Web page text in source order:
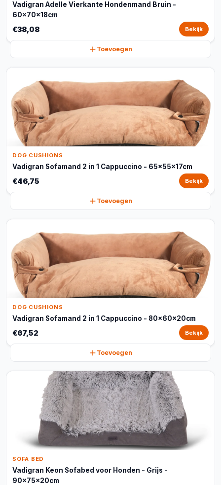
Vadigran Adelle Vierkante Hondenmand Bruin -
60x70x18cm
€38,08 Bekijk
Toevoegen
DOG CUSHIONS
Vadigran Sofamand 2 in 1 Cappuccino - 65x55x17cm
€46,75 Bekijk
Toevoegen
DOG CUSHIONS
Vadigran Sofamand 2 in 1 Cappuccino - 80x60x20cm
€67,52 Bekijk
Toevoegen
SOFA BED
Vadigran Keon Sofabed voor Honden - Grijs -
90x75x20cm